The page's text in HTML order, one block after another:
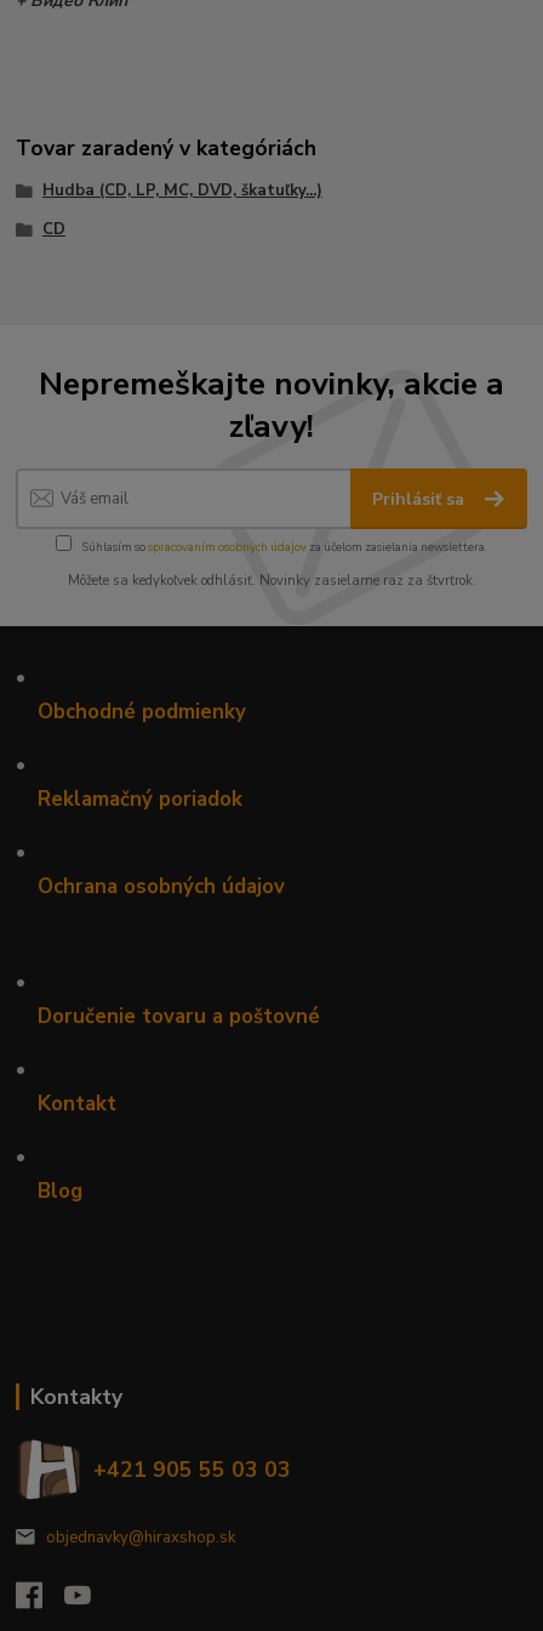
Tovar zaradený v kategóriách
Hudba (CD, LP, MC, DVD, škatuľky...)
CD
Nepremeškajte novinky, akcie a
zľavy!
Prihlásiť sa
Súhlasím sospracovaním osobných údajov za účelom zasielania newslettera.
Môžete sa kedykoľvek odhlásiť. Novinky zasielame raz za štvrťrok.
•
Obchodné podmienky
•
Reklamačný poriadok
•
Ochrana osobných údajov
•
Doručenie tovaru a poštovné
•
Kontakt
•
Blog
Kontakty
+421 905 55 03 03
objednavky@hiraxshop.sk